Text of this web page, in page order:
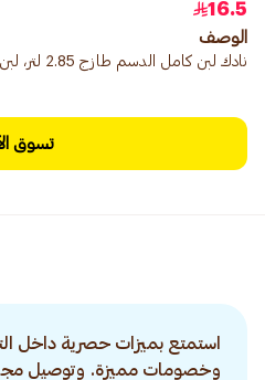
16.5
الوصف
نادك لبن كامل الدسم طازج 2.85 لتر، لبن نادك كامل الدسم.
تسوق
استمتع بميزات حصرية داخل
وخصومات مميزة. وتوصيل